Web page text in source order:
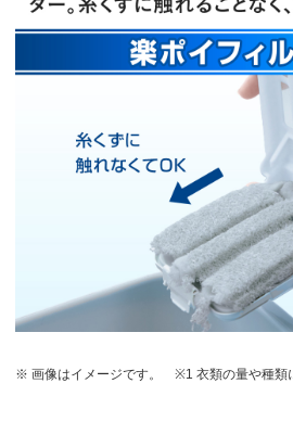
※ 画像はイメージです。 ※1 衣類の量や種類